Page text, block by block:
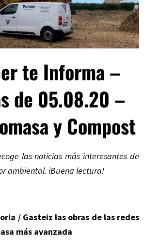
te Informa –
de 05.08.20 –
y Compost
las noticias más interesantes de
ambiental. iBuena lectura!
/ Gasteiz las obras de las redes
más avanzada